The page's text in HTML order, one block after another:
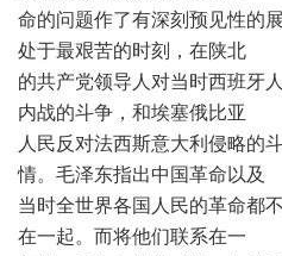
命的问题作了有深刻预见性的
处于最艰苦的时刻，在陕北
的共产党领导人对当时西班牙
内战的斗争，和埃塞俄比亚
人民反对法西斯意大利侵略的
情。毛泽东指出中国革命以及
当时全世界各国人民的革命都
在一起。而将他们联系在一